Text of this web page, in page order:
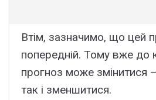
Втім, зазначимо, що цей
попередній. Тому вже до
прогноз може змінитися
так і зменшитися.